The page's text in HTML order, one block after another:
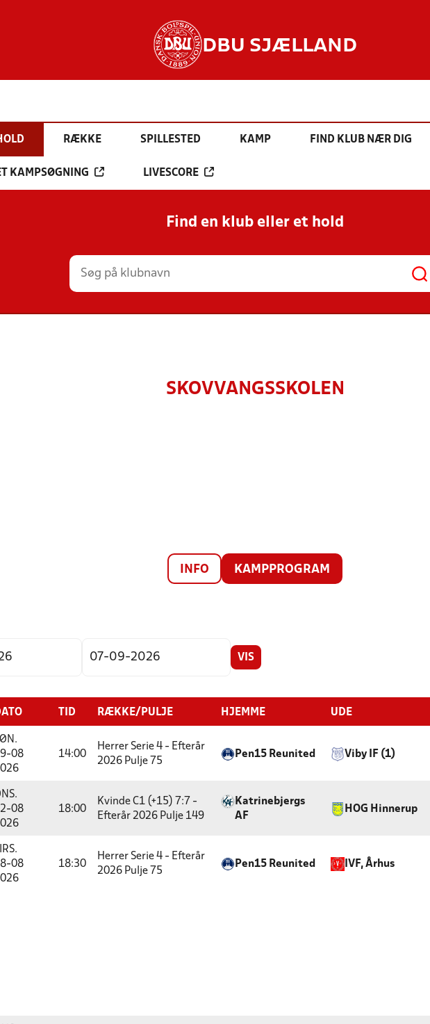
DBU SJÆLLAND
RÆKKE SPILLESTED KAMP FIND KLUB NÆR DIG
KAMPSØGNING LIVESCORE
Find en klub eller et hold
SKOVVANGSSKOLEN
INFO KAMPPROGRAM
VIS
TID RÆKKE/PULJE HJEMME UDE
08
14:00
Herrer Serie 4 - Efterår
2026 Pulje 75
Pen15 Reunited Viby IF (1)
08
18:00
Kvinde C1 (+15) 7:7 -
Efterår 2026 Pulje 149
Katrinebjergs
AF
HOG Hinnerup
08
18:30
Herrer Serie 4 - Efterår
2026 Pulje 75
Pen15 Reunited IVF, Århus